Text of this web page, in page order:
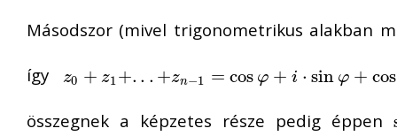
Másodszor (mivel trigonometrikus alakban
így z0 + z1+. . . +zn−1 = cos φ + i ⋅ sin φ + cos
z0 +z 1+ ...+ z n −1=cos φ+i⋅sinφ+ cos(φ+2 πn)+i⋅
összegnek a képzetes része pedig éppen